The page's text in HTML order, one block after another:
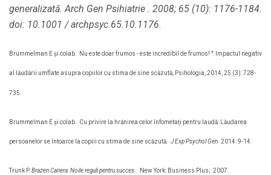
generalizată. Arch Gen Psihiatrie . 2008; 65 (10): 1176-1184.
doi: 10.1001 / archpsyc.65.10.1176.
Brummelman E și colab. Nu este doar frumos - este incredibil de frumos! ": Impactul negativ
al lăudării umflate asupra copiilor cu stima de sine scăzută, Psihologia, 2014, 25 (3): 728-
735.
Brummelman E și colab. Cu privire la hrănirea celor înfometați pentru laudă: Lăudarea
persoanelor se întoarce la copiii cu stima de sine scăzută. J Exp Psychol Gen. 2014: 9-14.
Trunk P. Brazen Cariera: Noile reguli pentru succes. New York: Business Plus; 2007.